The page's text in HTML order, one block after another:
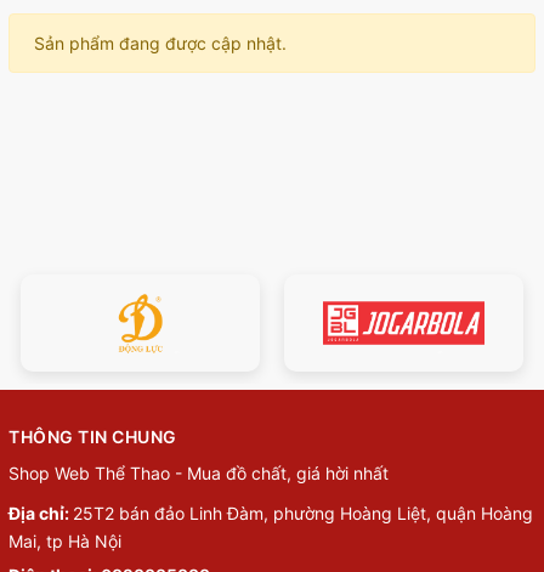
Sản phẩm đang được cập nhật.
THÔNG TIN CHUNG
Shop Web Thể Thao - Mua đồ chất, giá hời nhất
Địa chỉ: 25T2 bán đảo Linh Đàm, phường Hoàng Liệt, quận Hoàng
Mai, tp Hà Nội